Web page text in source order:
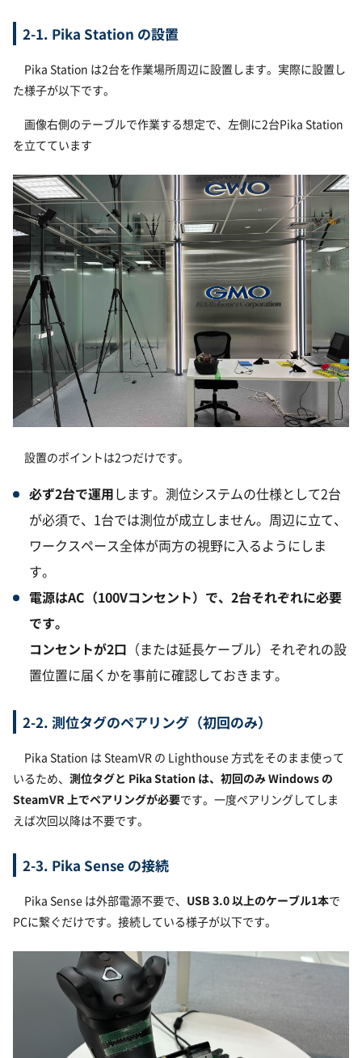
2-1. Pika Station の設置
Pika Station は2台を作業場所周辺に設置します。実際に設置し
た様子が以下です。
画像右側のテーブルで作業する想定で、左側に2台Pika Station
を立てています
設置のポイントは2つだけです。
必ず2台で運用します。測位システムの仕様として2台
が必須で、1台では測位が成立しません。周辺に立て、
ワークスペース全体が両方の視野に入るようにしま
す。
電源はAC（100Vコンセント）で、2台それぞれに必要
です。
コンセントが2口 （または延長ケーブル）それぞれの設
置位置に届くかを事前に確認しておきます。
2-2. 測位タグのペアリング（初回のみ）
Pika Station は SteamVR の Lighthouse 方式をそのまま使って
いるため、 測位タグと Pika Station は、初回のみ Windows の
SteamVR 上でペアリングが必要です。一度ペアリングしてしま
えば次回以降は不要です。
2-3. Pika Sense の接続
Pika Sense は外部電源不要で、 USB 3.0 以上のケーブル1本で
PCに繋ぐだけです。接続している様子が以下です。